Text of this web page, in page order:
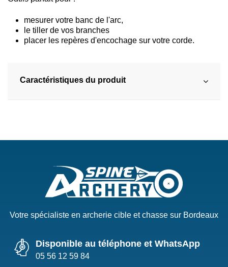
mesurer votre banc de l'arc,
le tiller de vos branches
placer les repères d'encochage sur votre corde.
Caractéristiques du produit
Votre spécialiste en archerie cible et chasse sur Bordeaux
Disponible au téléphone et WhatsApp
05 56 12 59 84